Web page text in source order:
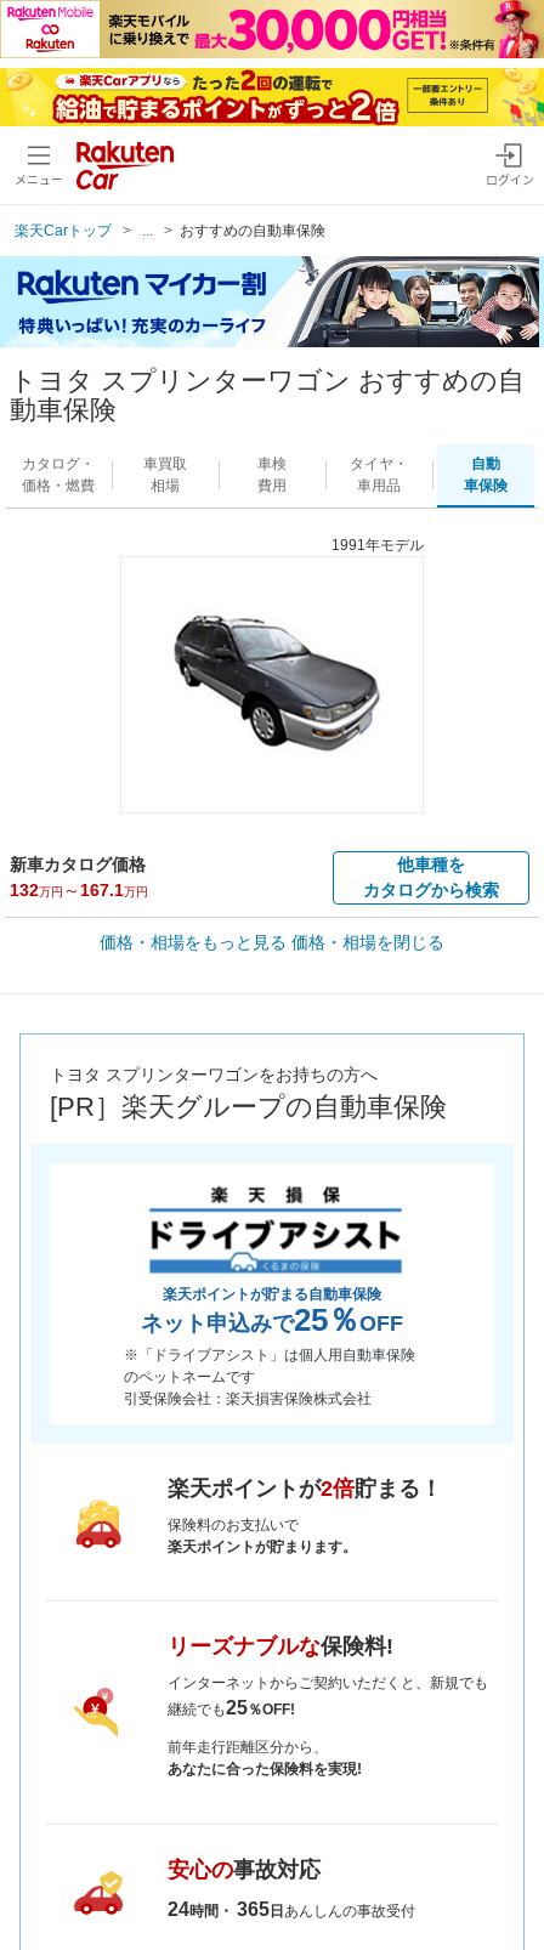
メニュー ログイン
楽天Carトップ おすすめの自動車保険
トヨタ スプリンターワゴン おすすめの自
動車保険
カタログ・
価格・燃費
車買取
相場
車検
費用
タイヤ・
車用品
自動
車保険
1991年モデル
新車カタログ価格
132万円 ～ 167.1万円
他車種を
カタログから検索
車買取価格 *
車買取相場
全国平均の車検価格 *
楽天Car車検で
*当該価格は車種別の価格となります。
価格・相場をもっと見る 価格・相場を閉じる
トヨタ スプリンターワゴンをお持ちの方へ
[PR］楽天グループの自動車保険
楽天ポイントが貯まる自動車保険
ネット申込みで25％OFF
※「ドライブアシスト」は個人用自動車保険
のペットネームです
引受保険会社：楽天損害保険株式会社
楽天ポイントが2倍貯まる！
保険料のお支払いで
楽天ポイントが貯まります。
リーズナブルな保険料!
インターネットからご契約いただくと、新規でも
継続でも25％OFF!
前年走行距離区分から、
あなたに合った保険料を実現!
安心の事故対応
24時間・365日あんしんの事故受付